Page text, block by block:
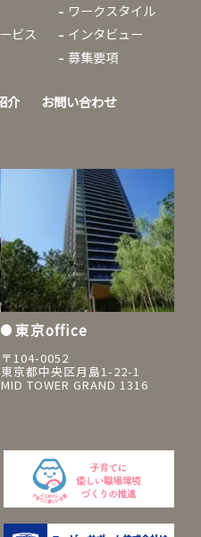
ビス
ワークスタイル
インタビュー
募集要項
介 お問い合わせ
東京office
〒104-0052
東京都中央区月島1-22-1
MID TOWER GRAND 1316